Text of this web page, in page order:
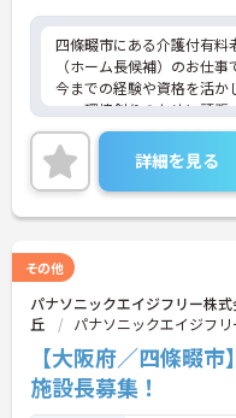
四條畷市にある介護付有料
（ホーム長候補）のお仕事
今までの経験や資格を活か
ス・環境創りのために頑張
迎！
社会保険はもちろん退職金
安心してお仕事を続けられ
ご興味がある方は是非一度
せください。さらに詳細な
詳細を見る
その他
パナソニックエイジフリー株
丘
パナソニックエイジフ
【大阪府／四條畷
施設長募集！